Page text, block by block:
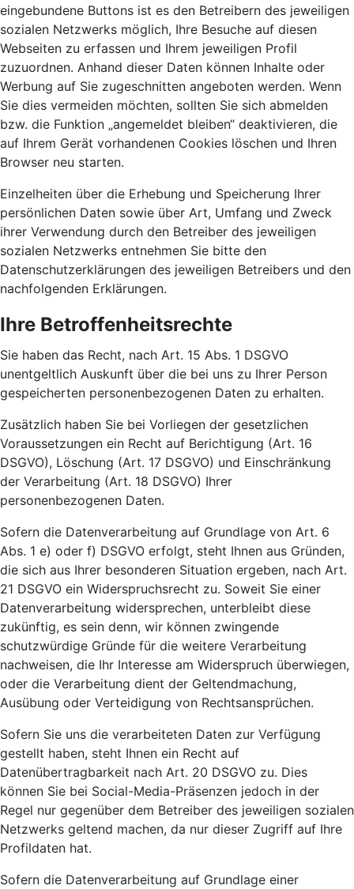
eingebundene Buttons ist es den Betreibern des jeweiligen
sozialen Netzwerks möglich, Ihre Besuche auf diesen
Webseiten zu erfassen und Ihrem jeweiligen Profil
zuzuordnen. Anhand dieser Daten können Inhalte oder
Werbung auf Sie zugeschnitten angeboten werden. Wenn
Sie dies vermeiden möchten, sollten Sie sich abmelden
bzw. die Funktion „angemeldet bleiben“ deaktivieren, die
auf Ihrem Gerät vorhandenen Cookies löschen und Ihren
Browser neu starten.
Einzelheiten über die Erhebung und Speicherung Ihrer
persönlichen Daten sowie über Art, Umfang und Zweck
ihrer Verwendung durch den Betreiber des jeweiligen
sozialen Netzwerks entnehmen Sie bitte den
Datenschutzerklärungen des jeweiligen Betreibers und den
nachfolgenden Erklärungen.
Ihre Betroffenheitsrechte
Sie haben das Recht, nach Art. 15 Abs. 1 DSGVO
unentgeltlich Auskunft über die bei uns zu Ihrer Person
gespeicherten personenbezogenen Daten zu erhalten.
Zusätzlich haben Sie bei Vorliegen der gesetzlichen
Voraussetzungen ein Recht auf Berichtigung (Art. 16
DSGVO), Löschung (Art. 17 DSGVO) und Einschränkung
der Verarbeitung (Art. 18 DSGVO) Ihrer
personenbezogenen Daten.
Sofern die Datenverarbeitung auf Grundlage von Art. 6
Abs. 1 e) oder f) DSGVO erfolgt, steht Ihnen aus Gründen,
die sich aus Ihrer besonderen Situation ergeben, nach Art.
21 DSGVO ein Widerspruchsrecht zu. Soweit Sie einer
Datenverarbeitung widersprechen, unterbleibt diese
zukünftig, es sein denn, wir können zwingende
schutzwürdige Gründe für die weitere Verarbeitung
nachweisen, die Ihr Interesse am Widerspruch überwiegen,
oder die Verarbeitung dient der Geltendmachung,
Ausübung oder Verteidigung von Rechtsansprüchen.
Sofern Sie uns die verarbeiteten Daten zur Verfügung
gestellt haben, steht Ihnen ein Recht auf
Datenübertragbarkeit nach Art. 20 DSGVO zu. Dies
können Sie bei Social-Media-Präsenzen jedoch in der
Regel nur gegenüber dem Betreiber des jeweiligen sozialen
Netzwerks geltend machen, da nur dieser Zugriff auf Ihre
Profildaten hat.
Sofern die Datenverarbeitung auf Grundlage einer